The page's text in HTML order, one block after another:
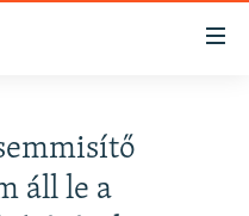
áll le a